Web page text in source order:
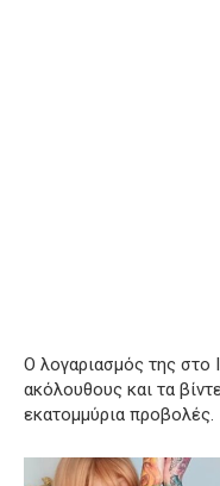
Ο λογαριασμός της στο
ακόλουθους και τα
εκατομμύρια προβολές.